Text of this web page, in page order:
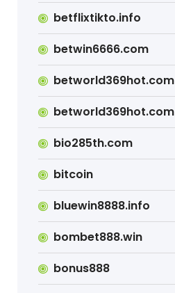
betflixtikto.info
betwin6666.com
betworld369hot.com
betworld369hot.com
bio285th.com
bitcoin
bluewin8888.info
bombet888.win
bonus888